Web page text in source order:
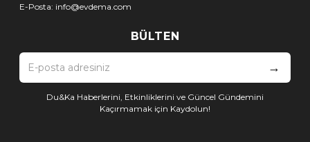
E-Posta: info@evdema.com
BÜLTEN
→
Du&Ka Haberlerini, Etkinliklerini ve Güncel Gündemini
Kaçırmamak için Kaydolun!